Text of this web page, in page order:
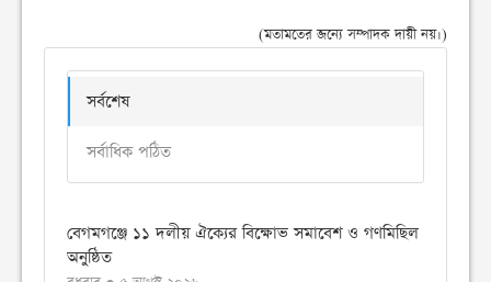
(মতামতের জন্যে সম্পাদক দায়ী নয়।)
সর্বশেষ
সর্বাধিক পঠিত
বেগমগঞ্জে ১১ দলীয় ঐক্যের বিক্ষোভ সমাবেশ ও গণমিছিল
অনুষ্ঠিত